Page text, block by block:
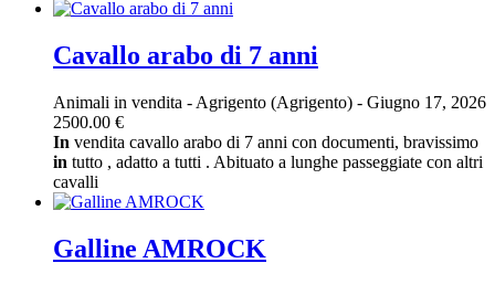
Cavallo arabo di 7 anni
Animali in vendita - Agrigento (Agrigento) - Giugno 17, 2026
2500.00 €
In vendita cavallo arabo di 7 anni con documenti, bravissimo
in tutto , adatto a tutti . Abituato a lunghe passeggiate con altri
cavalli
Galline AMROCK